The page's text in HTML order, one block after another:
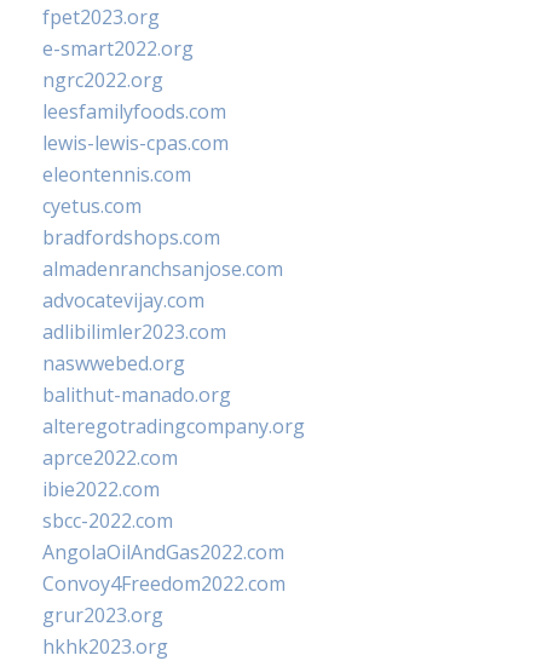
fpet2023.org
e-smart2022.org
ngrc2022.org
leesfamilyfoods.com
lewis-lewis-cpas.com
eleontennis.com
cyetus.com
bradfordshops.com
almadenranchsanjose.com
advocatevijay.com
adlibilimler2023.com
naswwebed.org
balithut-manado.org
alteregotradingcompany.org
aprce2022.com
ibie2022.com
sbcc-2022.com
AngolaOilAndGas2022.com
Convoy4Freedom2022.com
grur2023.org
hkhk2023.org